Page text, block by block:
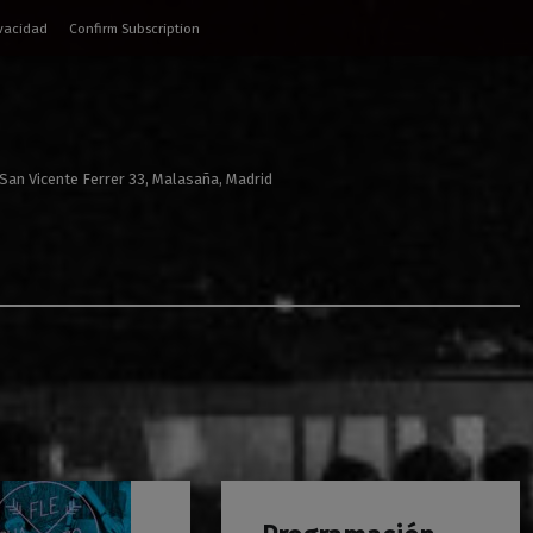
Confirm Subscription
Vicente Ferrer 33, Malasaña, Madrid